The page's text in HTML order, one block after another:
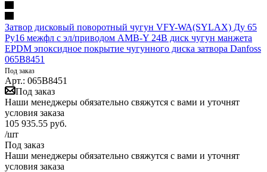
Затвор дисковый поворотный чугун VFY-WA(SYLAX) Ду 65
Ру16 межфл с эл/приводом AMB-Y 24В диск чугун манжета
EPDM эпоксидное покрытие чугунного диска затвора Danfoss
065B8451
Под заказ
Арт.: 065B8451
Под заказ
Наши менеджеры обязательно свяжутся с вами и уточнят
условия заказа
105 935.55 руб.
/шт
Под заказ
Наши менеджеры обязательно свяжутся с вами и уточнят
условия заказа